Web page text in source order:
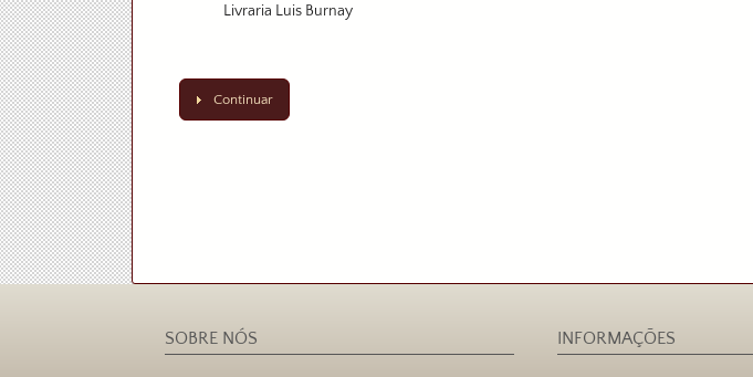
Livraria Luis Burnay
Continuar
SOBRE NÓS INFORMAÇÕES